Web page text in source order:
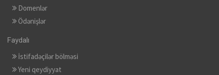
Domenlər
Ödənişlər
Faydalı
İstifadəçilər bölməsi
Yeni qeydiyyat